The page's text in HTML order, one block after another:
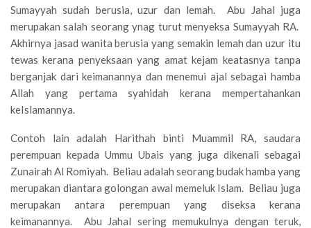
Sumayyah sudah berusia, uzur dan lemah. Abu Jahal juga
merupakan salah seorang ynag turut menyeksa Sumayyah RA.
Akhirnya jasad wanita berusia yang semakin lemah dan uzur itu
tewas kerana penyeksaan yang amat kejam keatasnya tanpa
berganjak dari keimanannya dan menemui ajal sebagai hamba
Allah yang pertama syahidah kerana mempertahankan
keIslamannya.
Contoh lain adalah Harithah binti Muammil RA, saudara
perempuan kepada Ummu Ubais yang juga dikenali sebagai
Zunairah Al Romiyah. Beliau adalah seorang budak hamba yang
merupakan diantara golongan awal memeluk Islam. Beliau juga
merupakan antara perempuan yang diseksa kerana
keimanannya. Abu Jahal sering memukulnya dengan teruk,